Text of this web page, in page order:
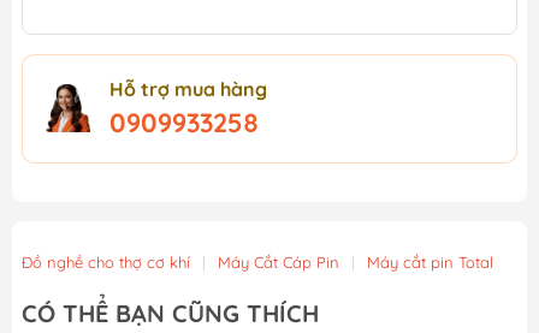
Hỗ trợ mua hàng
0909933258
Đồ nghề cho thợ cơ khí | Máy Cắt Cáp Pin | Máy cắt pin Total
CÓ THỂ BẠN CŨNG THÍCH